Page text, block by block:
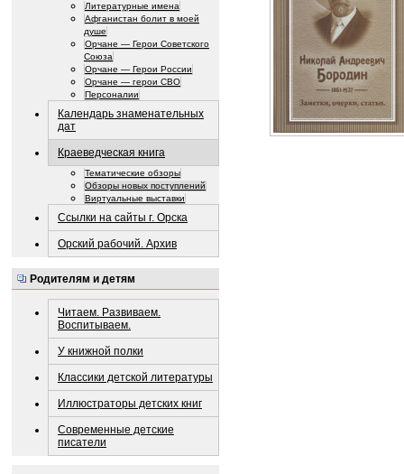
Литературные имена
Афганистан болит в моей
душе
Орчане — Герои Советского
Союза
Орчане — Герои России
Орчане — герои СВО
Персоналии
Календарь знаменательных
дат
Краеведческая книга
Тематические обзоры
Обзоры новых поступлений
Виртуальные выставки
Ссылки на сайты г. Орска
Орский рабочий. Архив
Родителям и детям
Читаем. Развиваем.
Воспитываем.
У книжной полки
Классики детской литературы
Иллюстраторы детских книг
Современные детские
писатели